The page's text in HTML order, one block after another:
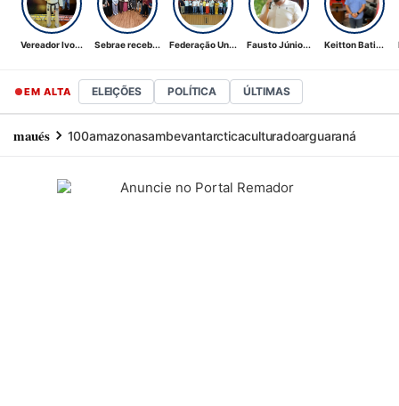
Vereador Ivo... Sebrae receb... Federação Un... Fausto Júnio... Keitton Bati...
EM ALTA ELEIÇÕES POLÍTICA ÚLTIMAS
maués 100amazonasambevantarcticaculturadoarguaraná